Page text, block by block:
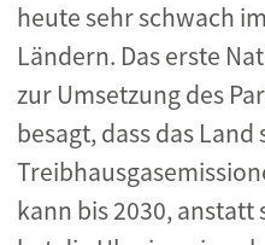
heute sehr schwach
Ländern. Das erste
zur Umsetzung des
besagt, dass das Land
kann bis 2030, anstatt